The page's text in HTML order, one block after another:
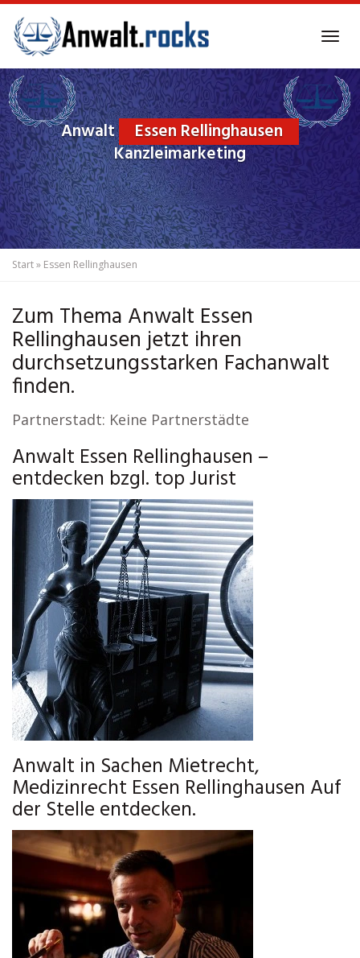
to
main
content
Anwalt
Essen Rellinghausen
Kanzleimarketing
Start» Essen Rellinghausen
Zum Thema Anwalt Essen
Rellinghausen jetzt ihren
durchsetzungsstarken Fachanwalt
finden.
Partnerstadt: Keine Partnerstädte
Anwalt Essen Rellinghausen –
entdecken bzgl. top Jurist
Anwalt in Sachen Mietrecht,
Medizinrecht Essen Rellinghausen Auf
der Stelle entdecken.